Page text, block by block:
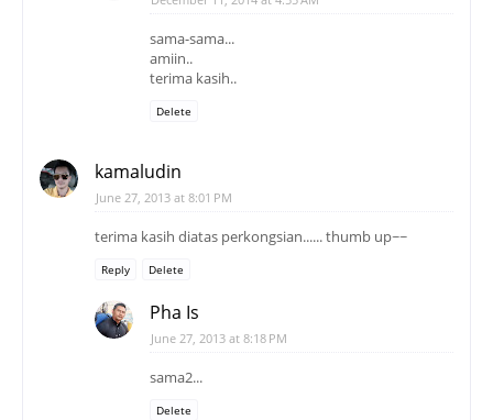
sama-sama...
amiin..
terima kasih..
Delete
kamaludin
June 27, 2013 at 8:01 PM
terima kasih diatas perkongsian...... thumb up~~
Reply Delete
Pha Is
June 27, 2013 at 8:18 PM
sama2...
Delete